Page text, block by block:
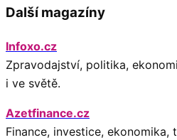
Další magazíny
Infoxo.cz
Zpravodajství, politika,
i ve světě.
Azetfinance.cz
Finance, investice, ekonomika,